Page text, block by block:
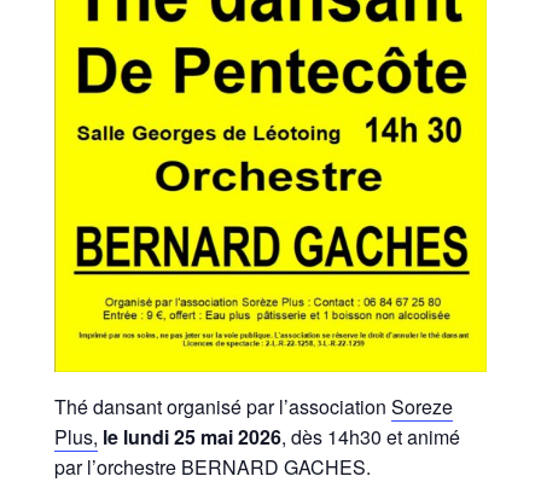
Thé dansant organisé par l’association Soreze
Plus, le lundi 25 mai 2026, dès 14h30 et animé
par l’orchestre BERNARD GACHES.